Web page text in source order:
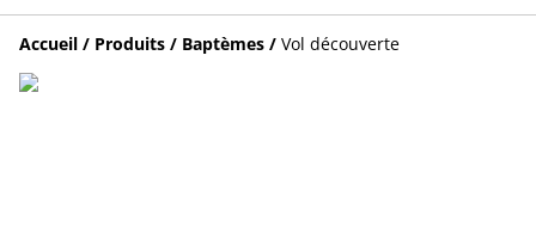
Accueil / Produits / Baptèmes / Vol découverte